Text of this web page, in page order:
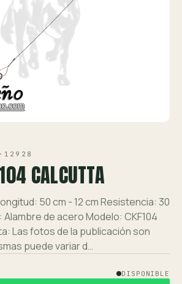
· 12928
CALCUTTA
50 cm - 12 cm Resistencia: 30
de acero Modelo: CKF104
Las fotos de la publicación son
puede variar d…
DISPONIBLE